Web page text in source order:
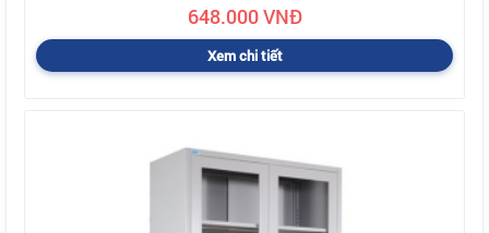
648.000 VNĐ
Xem chi tiết